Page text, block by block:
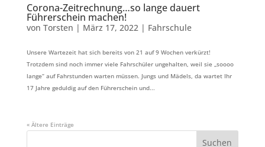
Corona-Zeitrechnung…so lange dauert
Führerschein machen!
von Torsten | März 17, 2022| Fahrschule
Unsere Wartezeit hat sich bereits von 21 auf 9 Wochen verkürzt!
Trotzdem sind noch immer viele Fahrschüler ungehalten, weil sie „soooo
lange“ auf Fahrstunden warten müssen. Jungs und Mädels, da wartet Ihr
17 Jahre geduldig auf den Führerschein und...
« Ältere Einträge